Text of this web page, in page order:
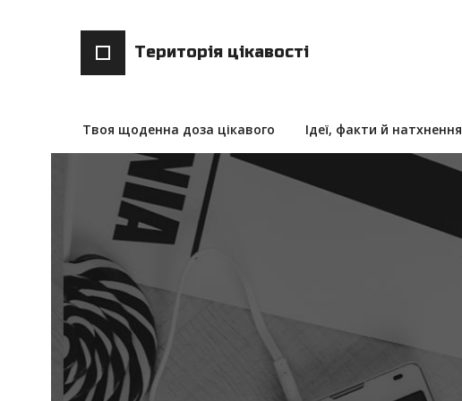
Територія цікавості
Твоя щоденна доза цікавого Ідеї, факти й натхнення